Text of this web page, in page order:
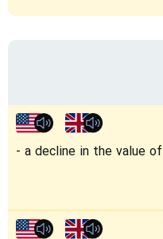
a decline in the value